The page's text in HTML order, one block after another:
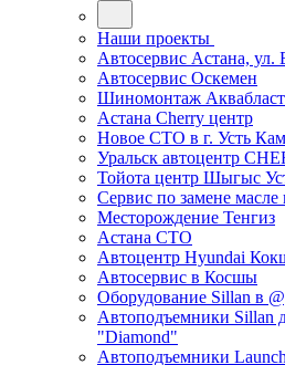
Наши проекты
Автосервис Астана, ул.
Автосервис Оскемен
Шиномонтаж
Астана Cherry центр
Новое СТО в г. Усть
Уральск автоцентр
Тойота центр Шыгыс
Сервис по замене масле
Месторождение Тенгиз
Астана СТО
Автоцентр Hyundai
Автосервис в Косшы
Оборудование Sillan в
Автоподъемники Sillan
"Diamond"
Автоподъемники